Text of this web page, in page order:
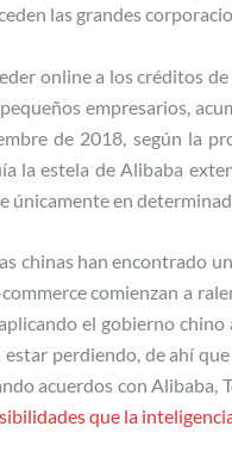
las grandes
online a los créditos
empresarios,
de 2018, según la
la estela de Alibaba
únicamente en
chinas han encontrado
comienzan a
el gobierno chino
perdiendo, de ahí
acuerdos con Alibaba,
que la